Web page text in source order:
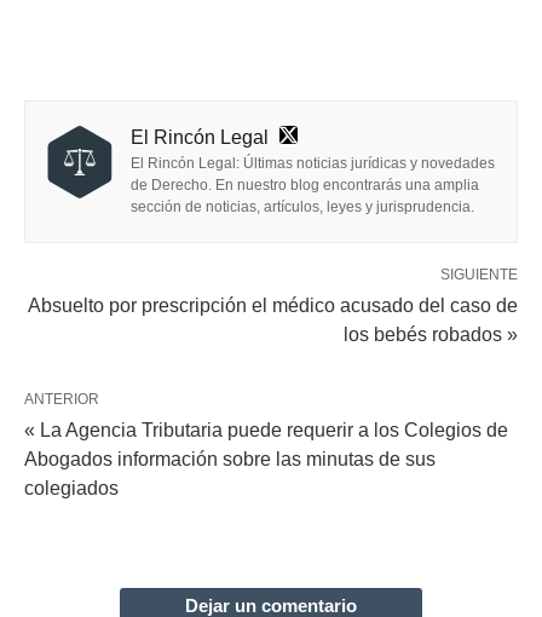
El Rincón Legal
El Rincón Legal: Últimas noticias jurídicas y novedades
de Derecho. En nuestro blog encontrarás una amplia
sección de noticias, artículos, leyes y jurisprudencia.
SIGUIENTE
Absuelto por prescripción el médico acusado del caso de
los bebés robados »
ANTERIOR
« La Agencia Tributaria puede requerir a los Colegios de
Abogados información sobre las minutas de sus
colegiados
Dejar un comentario